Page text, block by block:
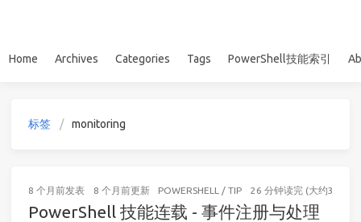
Home Archives Categories Tags PowerShell技能索引
标签 monitoring
8 个月前发表 8 个月前更新 POWERSHELL / TIP 26 分钟读完 (大约3880
PowerShell 技能连载 - 事件注册与处理